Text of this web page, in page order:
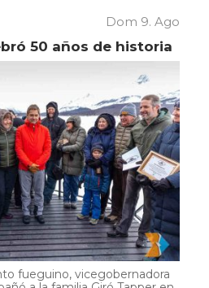
Dom 9. Ago
50 años de historia
fueguino, vicegobernadora